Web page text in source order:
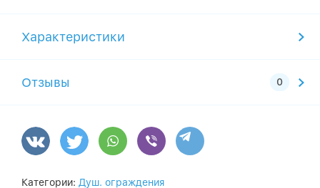
Характеристики
Отзывы
Категории: Душ. ограждения